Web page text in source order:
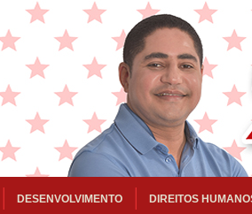
DESENVOLVIMENTO DIREITOS